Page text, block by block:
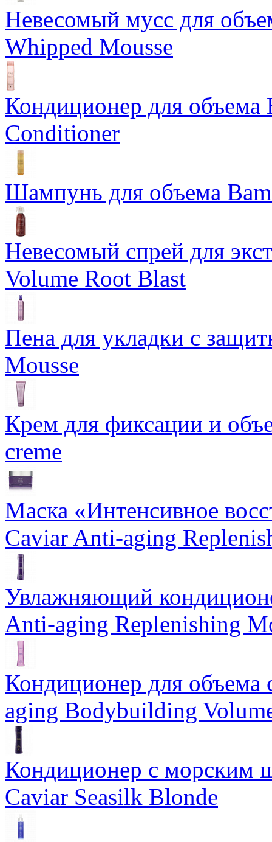
Невесомый мусс для
Whipped Mousse
Кондиционер для объема
Conditioner
Шампунь для объема
Невесомый спрей для
Volume Root Blast
Пена для укладки с
Mousse
Крем для фиксации и
creme
Маска «Интенсивное
Caviar Anti-aging
Увлажняющий
Anti-aging Replenishing
Кондиционер для
aging Bodybuilding
Кондиционер с морским
Caviar Seasilk Blonde